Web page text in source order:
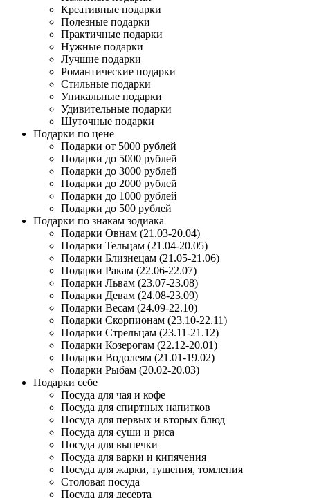
Креативные подарки
Полезные подарки
Практичные подарки
Нужные подарки
Лучшие подарки
Романтические подарки
Стильные подарки
Уникальные подарки
Удивительные подарки
Шуточные подарки
Подарки по цене
Подарки от 5000 рублей
Подарки до 5000 рублей
Подарки до 3000 рублей
Подарки до 2000 рублей
Подарки до 1000 рублей
Подарки до 500 рублей
Подарки по знакам зодиака
Подарки Овнам (21.03-20.04)
Подарки Тельцам (21.04-20.05)
Подарки Близнецам (21.05-21.06)
Подарки Ракам (22.06-22.07)
Подарки Львам (23.07-23.08)
Подарки Девам (24.08-23.09)
Подарки Весам (24.09-22.10)
Подарки Скорпионам (23.10-22.11)
Подарки Стрельцам (23.11-21.12)
Подарки Козерогам (22.12-20.01)
Подарки Водолеям (21.01-19.02)
Подарки Рыбам (20.02-20.03)
Подарки себе
Посуда для чая и кофе
Посуда для спиртных напитков
Посуда для первых и вторых блюд
Посуда для суши и риса
Посуда для выпечки
Посуда для варки и кипячения
Посуда для жарки, тушения, томления
Столовая посуда
Посуда для десерта